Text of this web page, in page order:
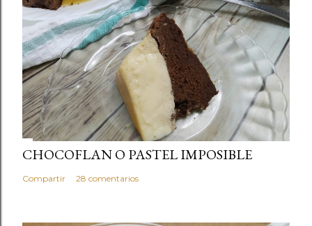
CHOCOFLAN O PASTEL IMPOSIBLE
Compartir 28 comentarios